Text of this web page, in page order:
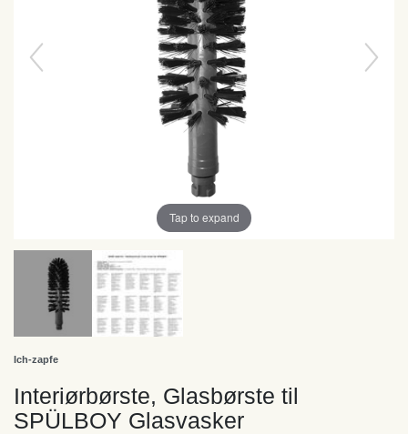
Tap to expand
Ich-zapfe
Interiørbørste, Glasbørste til
SPÜLBOY Glasvasker